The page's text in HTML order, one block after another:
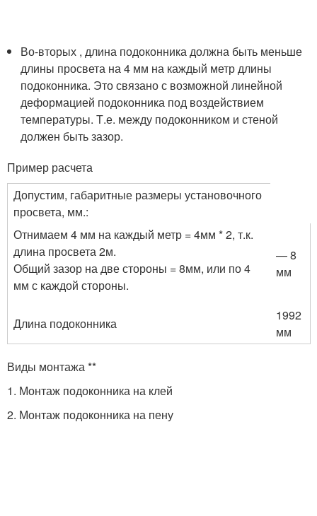
Во-вторых , длина подоконника должна быть меньше
длины просвета на 4 мм на каждый метр длины
подоконника. Это связано с возможной линейной
деформацией подоконника под воздействием
температуры. Т.е. между подоконником и стеной
должен быть зазор.
Пример расчета
Допустим, габаритные размеры установочного
просвета, мм.:
Отнимаем 4 мм на каждый метр = 4мм * 2, т.к.
длина просвета 2м.
Общий зазор на две стороны = 8мм, или по 4
мм с каждой стороны.
— 8
мм
Длина подоконника
1992
мм
Виды монтажа **
1. Монтаж подоконника на клей
2. Монтаж подоконника на пену